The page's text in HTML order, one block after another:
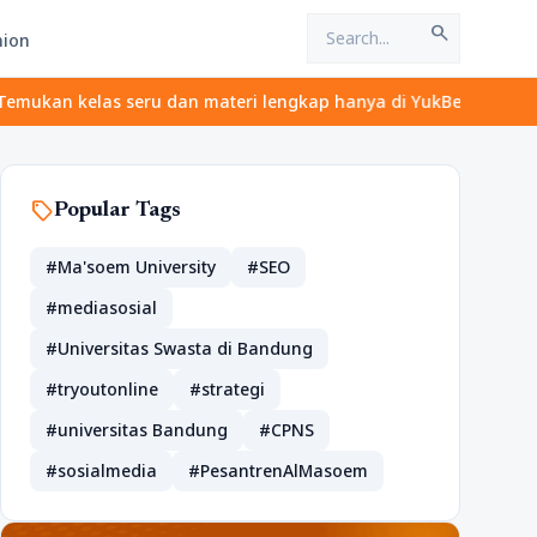
search
seru dan materi lengkap hanya di YukBelajar.com. Mulai
sellPopular Tags
#Ma'soem University
#SEO
#mediasosial
#Universitas Swasta di Bandung
#tryoutonline
#strategi
#universitas Bandung
#CPNS
#sosialmedia
#PesantrenAlMasoem